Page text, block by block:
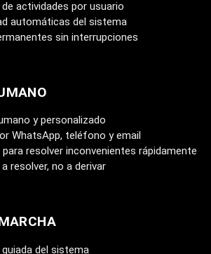
actividades por usuario
automáticas del sistema
sin interrupciones
y personalizado
WhatsApp, teléfono y email
resolver inconvenientes rápidamente
resolver, no a derivar
del sistema